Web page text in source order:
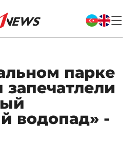
парке
водопад» -